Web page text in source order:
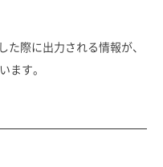
際に出力される情報が、
ます。